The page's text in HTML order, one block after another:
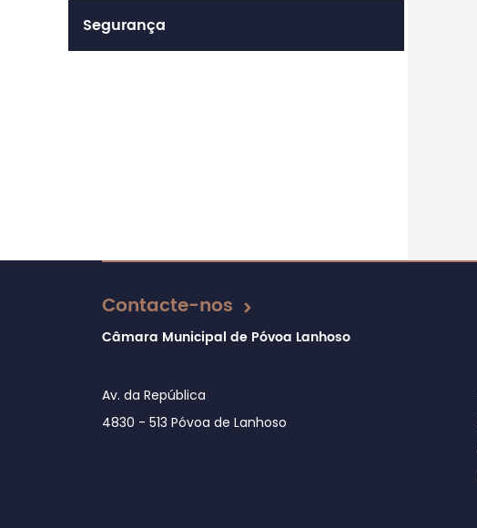
Segurança
Contacte-nos
Câmara Municipal de Póvoa Lanhoso
Av. da República
4830 - 513 Póvoa de Lanhoso